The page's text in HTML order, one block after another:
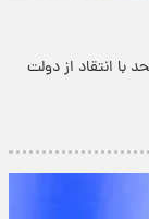
با انتقاد از دولت